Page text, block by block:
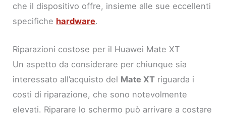
che il dispositivo offre, insieme alle sue eccellenti
specifiche hardware.
Riparazioni costose per il Huawei Mate XT
Un aspetto da considerare per chiunque sia
interessato all’acquisto del Mate XT riguarda i
costi di riparazione, che sono notevolmente
elevati. Riparare lo schermo può arrivare a costare